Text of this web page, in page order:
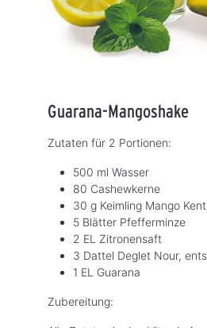
Guarana-Mangoshake
Zutaten für 2 Portionen:
500 ml Wasser
80 Cashewkerne
30 g Keimling Mango Kent
5 Blätter Pfefferminze
2 EL Zitronensaft
3 Dattel Deglet Nour,
1 EL Guarana
Zubereitung: